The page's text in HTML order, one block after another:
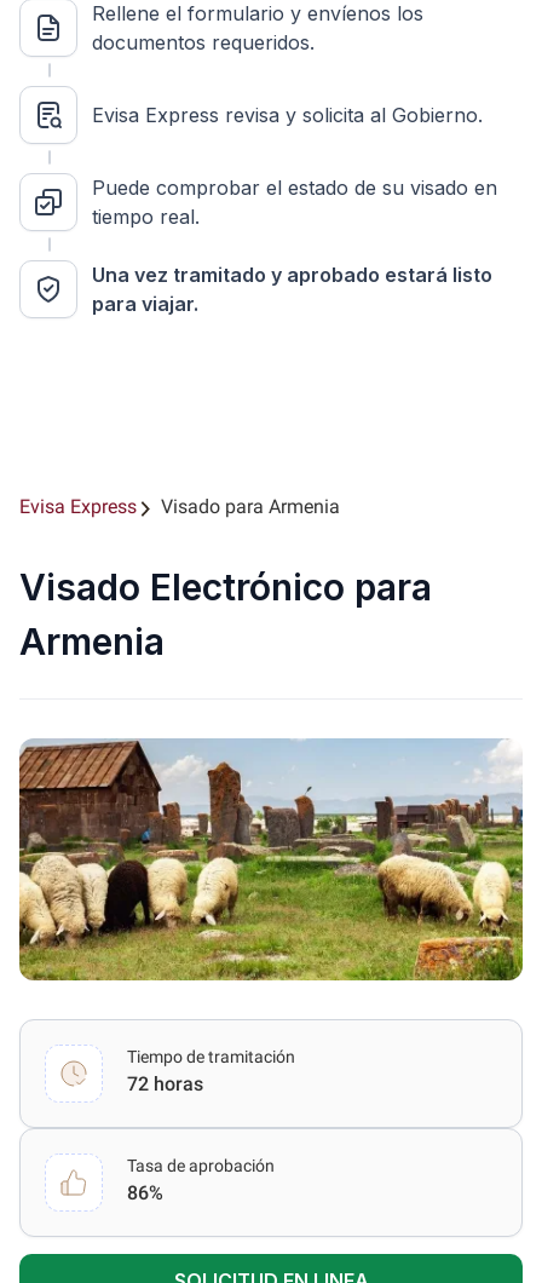
Rellene el formulario y envíenos los
documentos requeridos.
Evisa Express revisa y solicita al Gobierno.
Puede comprobar el estado de su visado en
tiempo real.
Una vez tramitado y aprobado estará listo
para viajar.
Evisa Express Visado para Armenia
Visado Electrónico para
Armenia
Tiempo de tramitación
72 horas
Tasa de aprobación
86%